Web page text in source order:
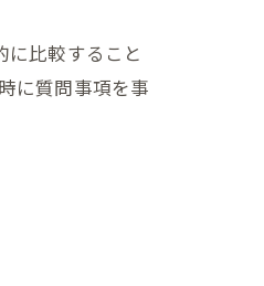
比較すること
に質問事項を事